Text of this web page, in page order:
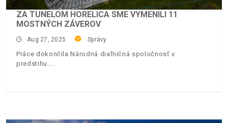
ZA TUNELOM HORELICA SME VYMENILI 11
MOSTNÝCH ZÁVEROV
Aug 27, 2025 Správy
Práce dokončila Národná diaľničná spoločnosť v
predstihu.